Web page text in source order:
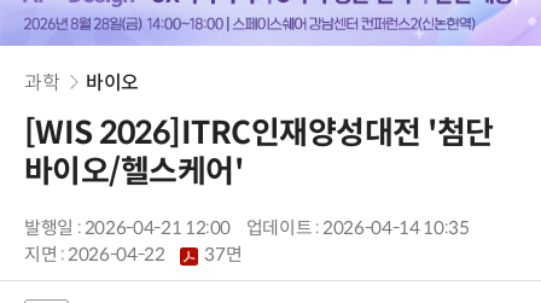
과학 바이오
[WIS 2026]ITRC인재양성대전 '첨단
바이오/헬스케어'
발행일 : 2026-04-21 12:00
업데이트 : 2026-04-14 10:35
지면 :2026-04-22 37면